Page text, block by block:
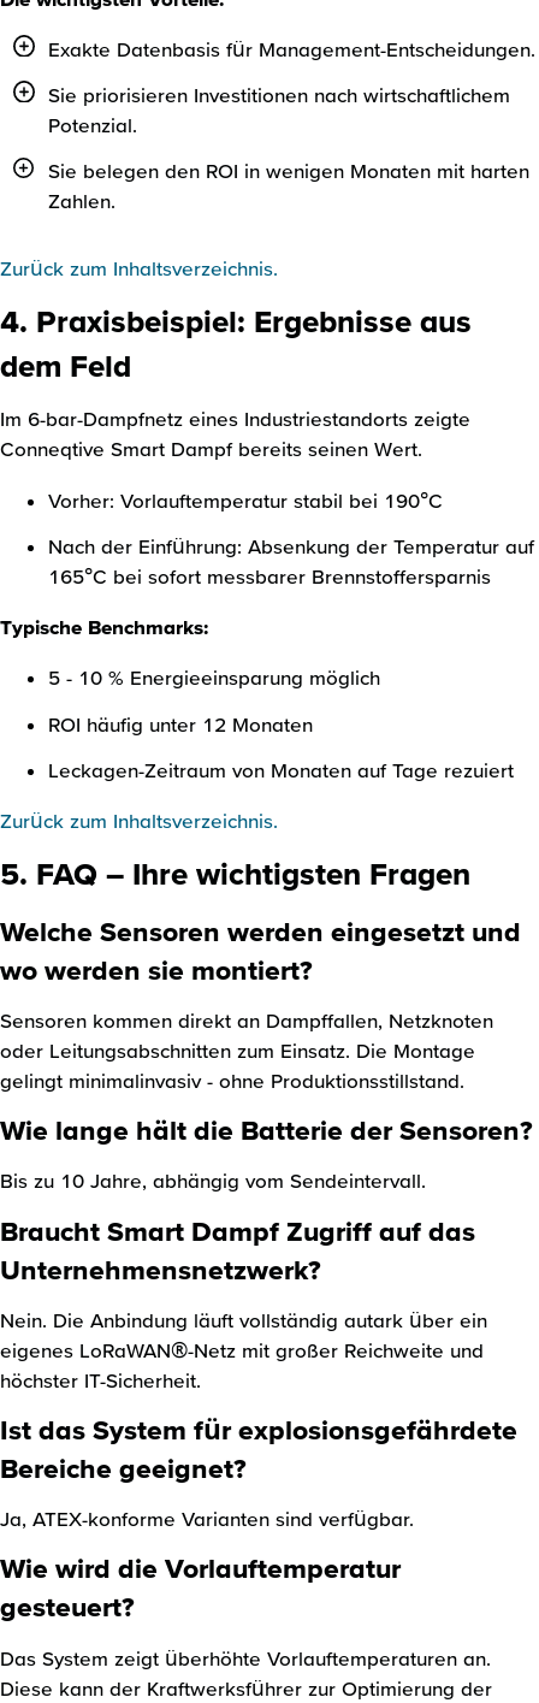
Exakte Datenbasis für Management-Entscheidungen.
Sie priorisieren Investitionen nach wirtschaftlichem
Potenzial.
Sie belegen den ROI in wenigen Monaten mit harten
Zahlen.
Zurück zum Inhaltsverzeichnis.
4. Praxisbeispiel: Ergebnisse aus
dem Feld
Im 6-bar-Dampfnetz eines Industriestandorts zeigte
Conneqtive Smart Dampf bereits seinen Wert.
Vorher: Vorlauftemperatur stabil bei 190°C
Nach der Einführung: Absenkung der Temperatur auf
165°C bei sofort messbarer Brennstoffersparnis
Typische Benchmarks:
5 - 10 % Energieeinsparung möglich
ROI häufig unter 12 Monaten
Leckagen-Zeitraum von Monaten auf Tage rezuiert
Zurück zum Inhaltsverzeichnis.
5. FAQ – Ihre wichtigsten Fragen
Welche Sensoren werden eingesetzt und
wo werden sie montiert?
Sensoren kommen direkt an Dampffallen, Netzknoten
oder Leitungsabschnitten zum Einsatz. Die Montage
gelingt minimalinvasiv - ohne Produktionsstillstand.
Wie lange hält die Batterie der Sensoren?
Bis zu 10 Jahre, abhängig vom Sendeintervall.
Braucht Smart Dampf Zugriff auf das
Unternehmensnetzwerk?
Nein. Die Anbindung läuft vollständig autark über ein
eigenes LoRaWAN®-Netz mit großer Reichweite und
höchster IT-Sicherheit.
Ist das System für explosionsgefährdete
Bereiche geeignet?
Ja, ATEX-konforme Varianten sind verfügbar.
Wie wird die Vorlauftemperatur
gesteuert?
Das System zeigt überhöhte Vorlauftemperaturen an.
Diese kann der Kraftwerksführer zur Optimierung der